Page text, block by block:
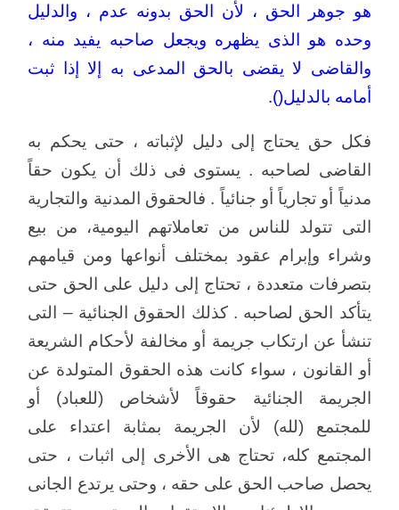
هو جوهر الحق ، لأن الحق بدونه عدم ، والدليل
وحده هو الذى يظهره ويجعل صاحبه يفيد منه ،
والقاضى لا يقضى بالحق المدعى به إلا إذا ثبت
أمامه بالدليل().
فكل حق يحتاج إلى دليل لإثباته ، حتى يحكم به
القاضى لصاحبه . يستوى فى ذلك أن يكون حقاً
مدنياً أو تجارياً أو جنائياً . فالحقوق المدنية والتجارية
التى تتولد للناس من تعاملاتهم اليومية، من بيع
وشراء وإبرام عقود بمختلف أنواعها ومن قيامهم
بتصرفات متعددة ، تحتاج إلى دليل على الحق حتى
يتأكد الحق لصاحبه . كذلك الحقوق الجنائية – التى
تنشأ عن ارتكاب جريمة أو مخالفة لأحكام الشريعة
أو القانون ، سواء كانت هذه الحقوق المتولدة عن
الجريمة الجنائية حقوقاً لأشخاص (للعباد) أو
للمجتمع (لله) لأن الجريمة بمثابة اعتداء على
المجتمع كله، تحتاج هى الأخرى إلى اثبات ، حتى
يحصل صاحب الحق على حقه ، وحتى يرتدع الجانى